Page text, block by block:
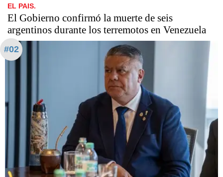
EL PAIS.
El Gobierno confirmó la muerte de seis
argentinos durante los terremotos en Venezuela
#02